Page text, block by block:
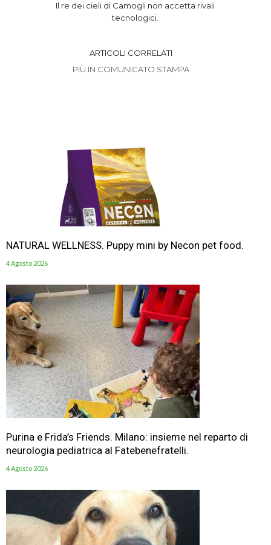
Il re dei cieli di Camogli non accetta rivali
tecnologici.
ARTICOLI CORRELATI
PIÙ IN COMUNICATO STAMPA
NATURAL WELLNESS. Puppy mini by Necon pet food.
4 Agosto 2026
Purina e Frida’s Friends. Milano: insieme nel reparto di
neurologia pediatrica al Fatebenefratelli.
4 Agosto 2026